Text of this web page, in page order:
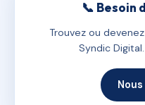
📞 Besoin
Trouvez ou
Syndic